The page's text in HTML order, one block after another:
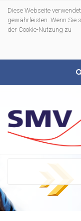
Diese Webseite
gewährleisten. Wenn Sie
der Cookie-Nutzung zu